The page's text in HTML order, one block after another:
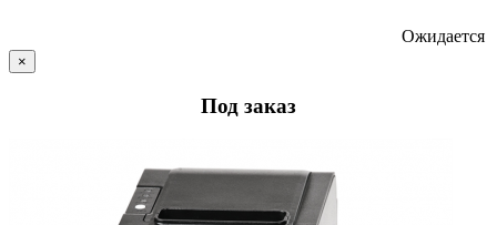
Ожидается
×
Под заказ